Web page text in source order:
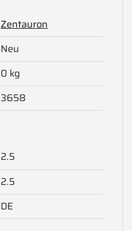
Zentauron
Neu
0 kg
3658
2.5
2.5
DE